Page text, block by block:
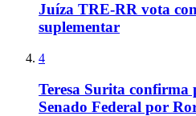
Juíza TRE-RR vota
suplementar
4
Teresa Surita confirma
Senado Federal por